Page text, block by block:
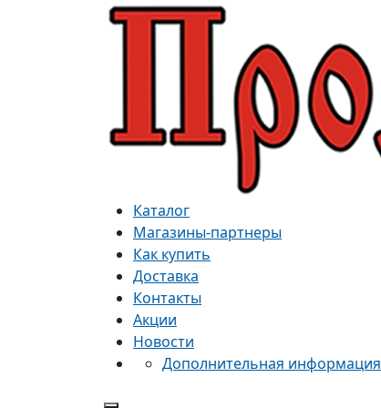
Каталог
Магазины-партнеры
Как купить
Доставка
Контакты
Акции
Новости
Дополнительная информация